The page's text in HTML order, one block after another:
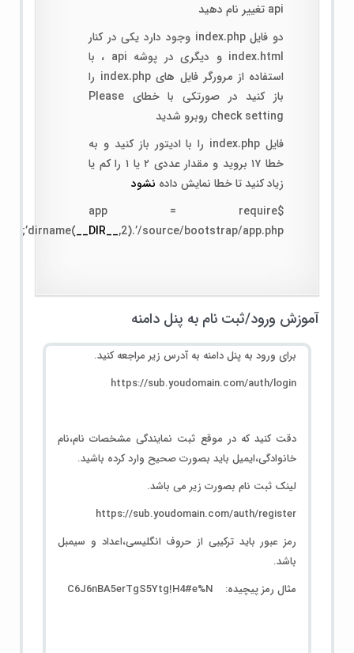
api تغییر نام دهید
دو فایل index.php وجود دارد یکی در کنار
index.html و دیگری در پوشه api ، با
استفاده از مرورگر فایل های index.php را
باز کنید در صورتکی با خطای Please
check setting روبرو شدید
فایل index.php را با ادیتور باز کنید و به
خطا ۱۷ بروید و مقدار عددی ۲ یا ۱ را کم یا
زیاد کنید تا خطا نمایش داده نشود
$app = require
dirname(__DIR__,2).’/source/bootstrap/app.php’;
آموزش ورود/ثبت نام به پنل دامنه
برای ورود به پنل دامنه به آدرس زیر مراجعه کنید.
https://sub.youdomain.com/auth/login
دقت کنید که در موقع ثبت نمایندگی مشخصات نام،نام
خانوادگی،ایمیل باید بصورت صحیح وارد کرده باشید.
لینک ثبت نام بصورت زیر می باشد.
https://sub.youdomain.com/auth/register
رمز عبور باید ترکیبی از حروف انگلیسی،اعداد و سیمبل
باشد.
مثال رمز پیچیده: C6J6nBA5erTgS5Ytg!H4#e%N